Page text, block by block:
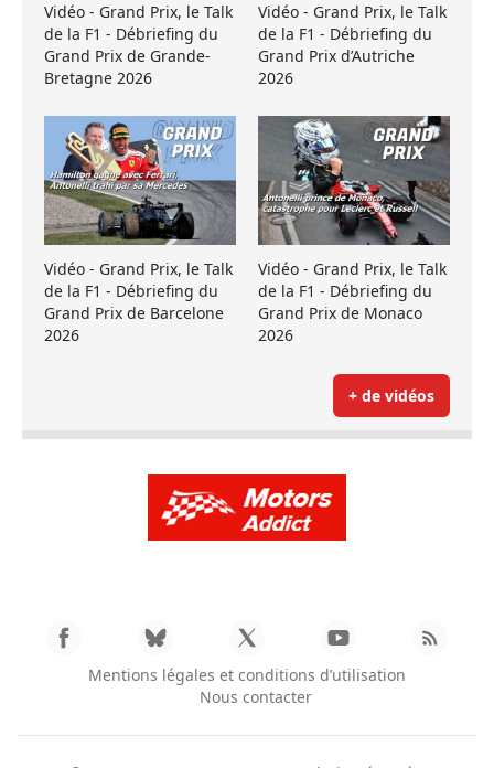
Vidéo - Grand Prix, le Talk
de la F1 - Débriefing du
Grand Prix de Grande-
Bretagne 2026
Vidéo - Grand Prix, le Talk
de la F1 - Débriefing du
Grand Prix d’Autriche
2026
Vidéo - Grand Prix, le Talk
de la F1 - Débriefing du
Grand Prix de Barcelone
2026
Vidéo - Grand Prix, le Talk
de la F1 - Débriefing du
Grand Prix de Monaco
2026
+ de vidéos
Mentions légales et conditions d’utilisation
Nous contacter